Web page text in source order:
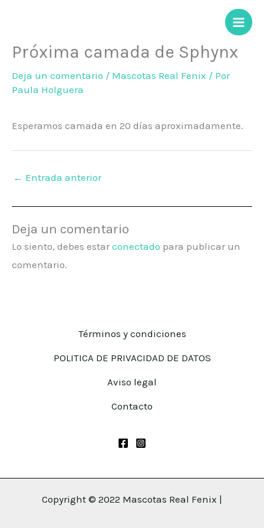
contenido
Próxima camada de Sphynx
Deja un comentario / Mascotas Real Fenix / Por
Paula Holguera
Esperamos camada en 20 días aproximadamente.
← Entrada anterior
Deja un comentario
Lo siento, debes estar conectado para publicar un
comentario.
Términos y condiciones
POLITICA DE PRIVACIDAD DE DATOS
Aviso legal
Contacto
Copyright © 2022 Mascotas Real Fenix |